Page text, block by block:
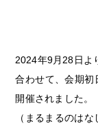
岡山・
第8回 岡山市
2024年9月28日よ
合わせて、会期初
開催されました。
（まるまるのは